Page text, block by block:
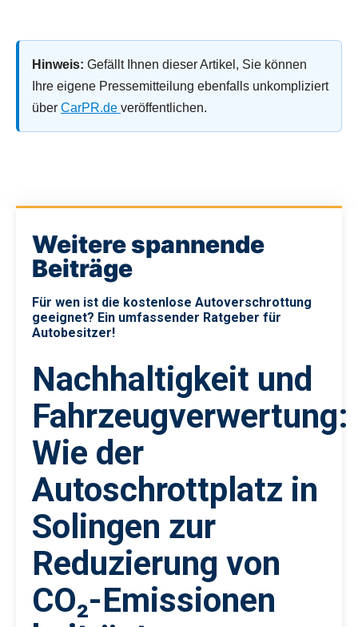
Hinweis: Gefällt Ihnen dieser Artikel, Sie können
Ihre eigene Pressemitteilung ebenfalls unkompliziert
über CarPR.de veröffentlichen.
Weitere spannende
Beiträge
Für wen ist die kostenlose Autoverschrottung
geeignet? Ein umfassender Ratgeber für
Autobesitzer!
Nachhaltigkeit und
Fahrzeugverwertung:
Wie der
Autoschrottplatz in
Solingen zur
Reduzierung von
CO₂-Emissionen